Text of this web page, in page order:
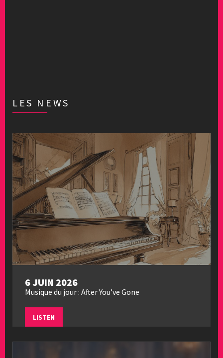
LES NEWS
6 JUIN 2026
Musique du jour : After You’ve Gone
LISTEN